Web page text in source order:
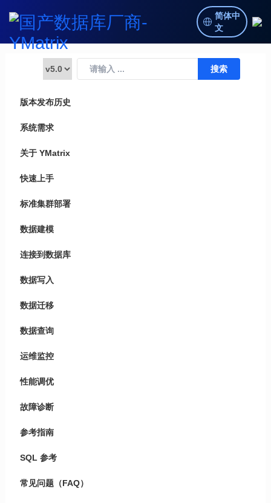
简体中
文
版本发布历史
系统需求
关于 YMatrix
快速上手
标准集群部署
数据建模
连接到数据库
数据写入
数据迁移
数据查询
运维监控
性能调优
故障诊断
参考指南
SQL 参考
常见问题（FAQ）